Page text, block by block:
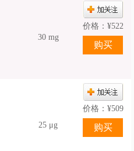
30 mg
价格： ¥522
25 μg
价格： ¥509